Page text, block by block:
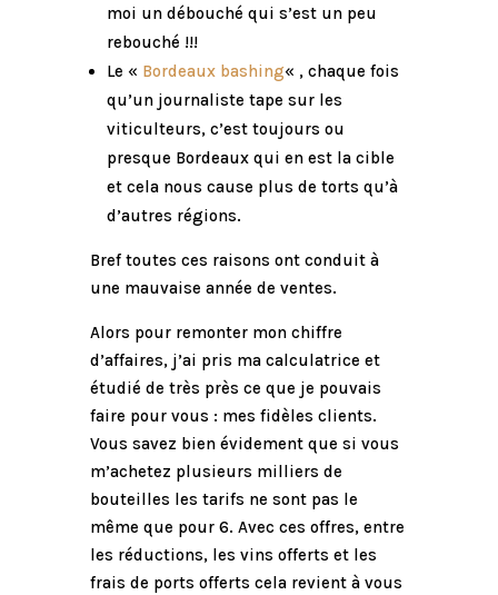
moi un débouché qui s’est un peu
rebouché !!!
Le « Bordeaux bashing« , chaque fois
qu’un journaliste tape sur les
viticulteurs, c’est toujours ou
presque Bordeaux qui en est la cible
et cela nous cause plus de torts qu’à
d’autres régions.
Bref toutes ces raisons ont conduit à
une mauvaise année de ventes.
Alors pour remonter mon chiffre
d’affaires, j’ai pris ma calculatrice et
étudié de très près ce que je pouvais
faire pour vous : mes fidèles clients.
Vous savez bien évidement que si vous
m’achetez plusieurs milliers de
bouteilles les tarifs ne sont pas le
même que pour 6. Avec ces offres, entre
les réductions, les vins offerts et les
frais de ports offerts cela revient à vous